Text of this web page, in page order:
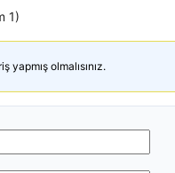
1)
yapmış olmalısınız.